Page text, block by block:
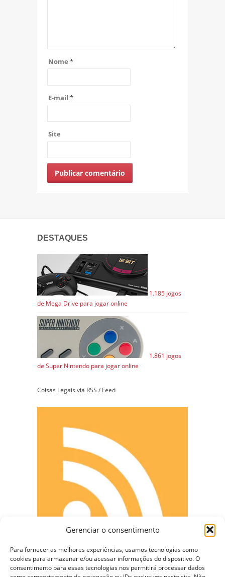
Gerenciar o consentimento
Para fornecer as melhores experiências, usamos tecnologias como
cookies para armazenar e/ou acessar informações do dispositivo. O
consentimento para essas tecnologias nos permitirá processar dados
Nome *
E-mail *
Site
DESTAQUES
1.185 jogos
de Mega Drive para jogar online
1.861 jogos
de Super Nintendo para jogar online
Coisas Legais via RSS / Feed